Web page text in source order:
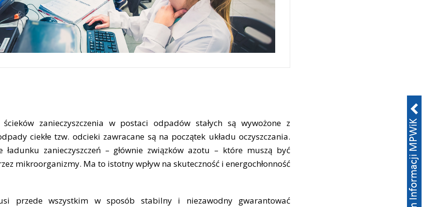
zanieczyszczenia w postaci odpadów stałych są wywożone z
ciekłe tzw. odcieki zawracane są na początek układu oczyszczania.
ładunku zanieczyszczeń – głównie związków azotu – które muszą być
mikroorganizmy. Ma to istotny wpływ na skuteczność i energochłonność
przede wszystkim w sposób stabilny i niezawodny gwarantować